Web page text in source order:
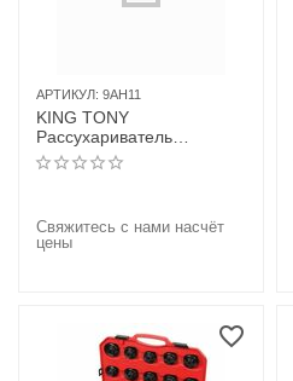
АРТИКУЛ: 9AH11
KING TONY
Рассухариватель
универсальный в кейсе
Свяжитесь с нами насчёт
цены